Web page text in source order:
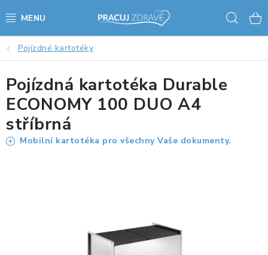
na
AKCE - SLEVY - VÝPRODEJ
STOLY A ŽIDLE
VÝŠKOVĚ NASTAVITELNÉ STOLY
KANCELÁŘSKÉ PSACÍ STOLY
KANCELÁŘSKÉ KONTEJNERY
Pojízdné kartotéky
Pojízdná kartotéka Durable
ECONOMY 100 DUO A4
stříbrná
Mobilní kartotéka pro všechny Vaše dokumenty.